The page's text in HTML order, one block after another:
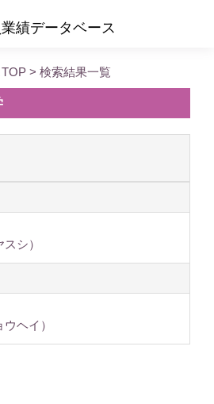
績データベース
> 検索結果一覧
シ）
ヘイ）